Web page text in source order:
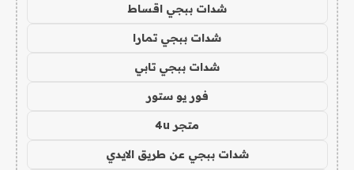
شدات ببجي اقساط
شدات ببجي تمارا
شدات ببجي تابي
فور يو ستور
متجر 4u
شدات ببجي عن طريق الايدي